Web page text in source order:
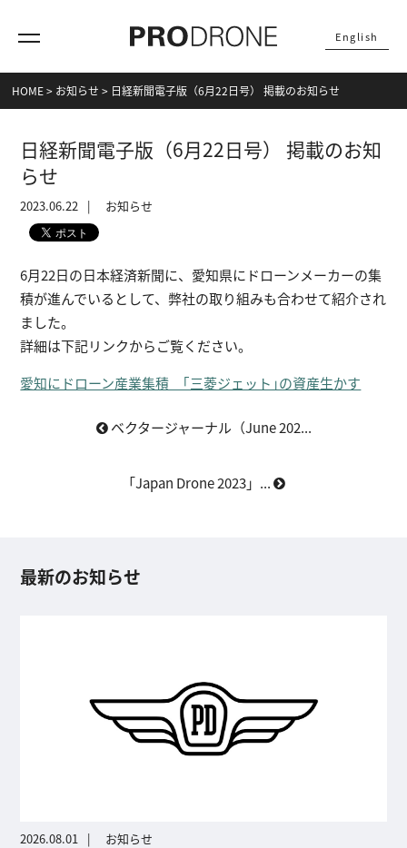
English
HOME> お知らせ > 日経新聞電子版（6月22日号） 掲載のお知らせ
日経新聞電子版（6月22日号） 掲載のお知
らせ
2023.06.22 お知らせ
6月22日の日本経済新聞に、愛知県にドローンメーカーの集
積が進んでいるとして、弊社の取り組みも合わせて紹介され
ました。
詳細は下記リンクからご覧ください。
愛知にドローン産業集積 ｢三菱ジェット｣の資産生かす
ベクタージャーナル（June 202...
「Japan Drone 2023」...
最新のお知らせ
2026.08.01 お知らせ